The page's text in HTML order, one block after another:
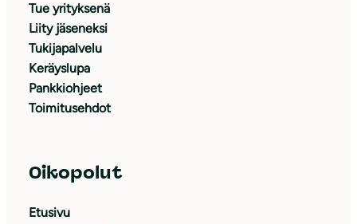
Tue yrityksenä
Liity jäseneksi
Tukijapalvelu
Keräyslupa
Pankkiohjeet
Toimitusehdot
Oikopolut
Etusivu